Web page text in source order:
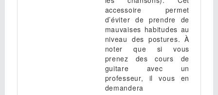
accessoire permet
d’éviter de prendre de
mauvaises habitudes au
niveau des postures. À
noter que si vous
prenez des cours de
guitare avec un
professeur, il vous en
demandera